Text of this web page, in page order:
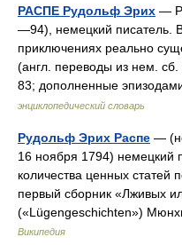
РАСПЕ Рудольф Эрих —
—94), немецкий писатель.
приключениях реально
(англ. переводы из нем.
83; дополненные
энциклопедический словарь
Рудольф Эрих Распе —
16 ноября 1794) немецкий
количества ценных статей
первый сборник «Лживых
(«Lügengeschichten»)
Википедия